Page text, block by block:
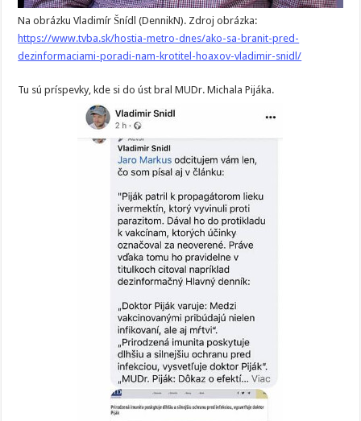
Na obrázku Vladimír Šnídl (DennikN). Zdroj obrázka:
https://www.tvba.sk/hostia-metro-dnes/ako-sa-branit-pred-
dezinformaciami-poradi-nam-krotitel-hoaxov-vladimir-snidl/
Tu sú príspevky, kde si do úst bral MUDr. Michala Pijáka.